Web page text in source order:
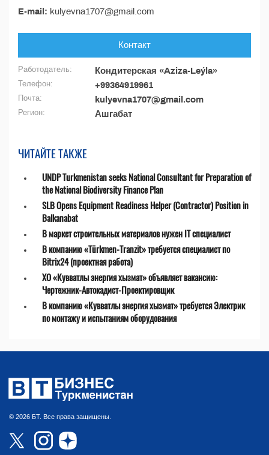
E-mail: kulyevna1707@gmail.com
Контакт
Работодатель: Кондитерская «Aziza-Leýla»
Телефон: +99364919961
Почта: kulyevna1707@gmail.com
Регион: Ашгабат
ЧИТАЙТЕ ТАКЖЕ
UNDP Turkmenistan seeks National Consultant for Preparation of
the National Biodiversity Finance Plan
SLB Opens Equipment Readiness Helper (Contractor) Position in
Balkanabat
В маркет строительных материалов нужен IT специалист
В компанию «Türkmen-Tranzit» требуется специалист по
Bitrix24 (проектная работа)
ХО «Кувватлы энергия хызмат» объявляет вакансию:
Чертежник-Автокадист-Проектировщик
В компанию «Кувватлы энергия хызмат» требуется Электрик
по монтажу и испытаниям оборудования
© 2026 БТ. Все права защищены.